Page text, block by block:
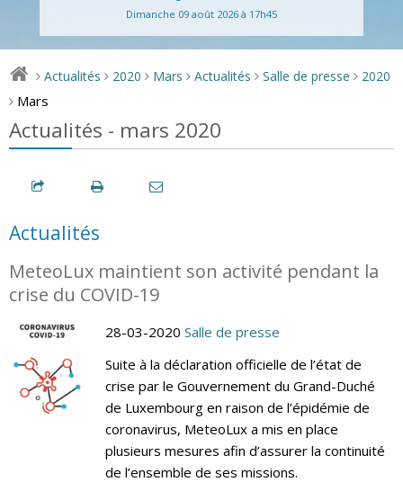
Dimanche 09 août 2026 à 17h45
> Actualités > 2020 > Mars > Actualités > Salle de presse > 2020
> Mars
Actualités - mars 2020
Actualités
MeteoLux maintient son activité pendant la
crise du COVID-19
28-03-2020 Salle de presse
Suite à la déclaration officielle de l’état de
crise par le Gouvernement du Grand-Duché
de Luxembourg en raison de l’épidémie de
coronavirus, MeteoLux a mis en place
plusieurs mesures afin d’assurer la continuité
de l’ensemble de ses missions.